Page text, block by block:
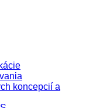
koncepcií a